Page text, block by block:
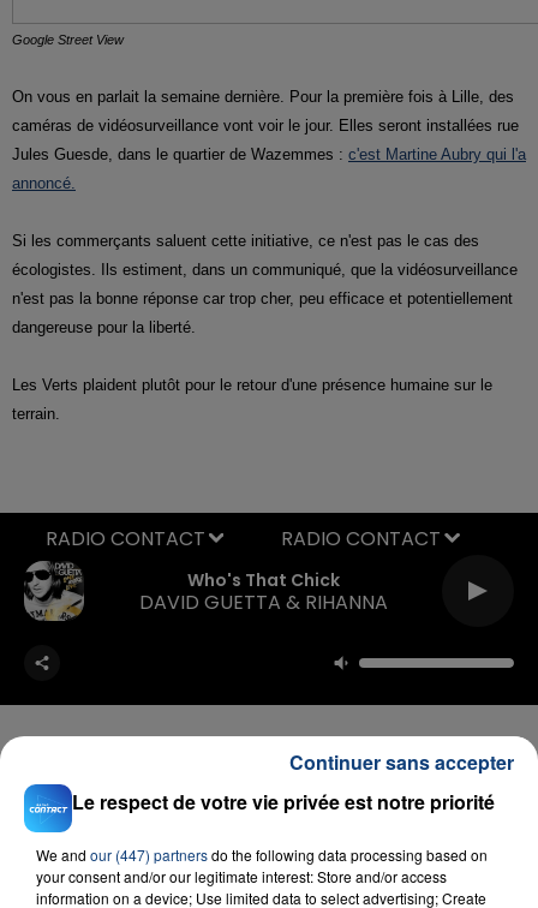
Google Street View
On vous en parlait la semaine dernière. Pour la première fois à Lille, des
caméras de vidéosurveillance vont voir le jour. Elles seront installées rue
Jules Guesde, dans le quartier de Wazemmes : c'est Martine Aubry qui l'a
annoncé.
Si les commerçants saluent cette initiative, ce n'est pas le cas des
écologistes. Ils estiment, dans un communiqué, que la vidéosurveillance
n'est pas la bonne réponse car trop cher, peu efficace et potentiellement
dangereuse pour la liberté.
Les Verts plaident plutôt pour le retour d'une présence humaine sur le
terrain.
Who's That Chick
DAVID GUETTA & RIHANNA
RADIO CONTACT
FIL D'ACTU
Le respect de votre vie privée est notre priorité
We and our (447) partnersdo the following data processing based on
your consent and/or our legitimate interest: Store and/or access
information on a device; Use limited data to select advertising; Create
Continuer sans accepter